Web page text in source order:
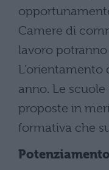
Camere di
lavoro
anno. Le
proposte in
formativa che